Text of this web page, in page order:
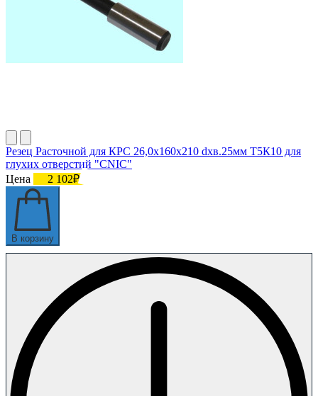
Резец Расточной для КРС 26,0х160х210 dхв.25мм Т5К10 для
глухих отверстий "CNIC"
Цена
2 102₽
В корзину